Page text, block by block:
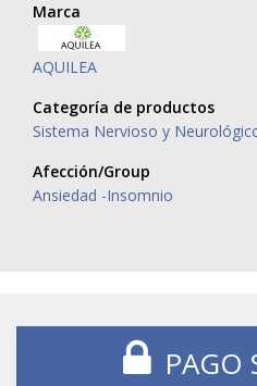
Marca
AQUILEA
Categoría de productos
Sistema Nervioso y
Afección/Group
Ansiedad -Insomnio
PAGO